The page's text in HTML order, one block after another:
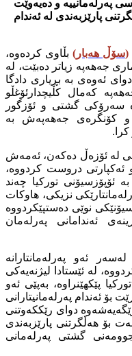
پەرلەمانییە و دەیەوێت
پارێزبەندی لە ئەندام
(سۆڵ هەبار ) بڵاوی کردەوە،
جەهەپە زیاتر دەبێت، لە
ئەوەی بە بڕیاری دادگا
کەمال کڵیچدارئۆغڵو
سەرۆکی گشتی و ئۆزگور
و کۆنگرەی جەهەپەش بە
لە ئۆزەڵ دەکەن، ئەمەش
ئەکپارتی دروست کردووە،
ئۆپۆزسیۆنی تورکیا چەند
نزیکی، هاوکات
نوێی دەستپێکردووە
ئەندامانی پەرلەمان
ئەو پەرلەمانتارانە
لە ئێستادا لیژنەیەکی
پێکهێنراوە، بەپێی ئەو
بۆ ئەندام پەرلەمانیتارانی
دوای رێککەوتنی
بۆ هەڵگرتنی پارێزبەندی
گشتی پەرلەمانی